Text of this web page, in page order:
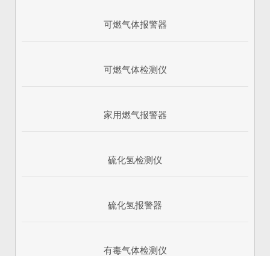
可燃气体报警器
可燃气体检测仪
家用燃气报警器
硫化氢检测仪
硫化氢报警器
有毒气体检测仪